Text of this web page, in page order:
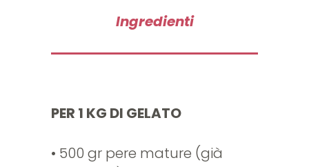
Ingredienti
PER 1 KG DI GELATO
• 500 gr pere mature (già